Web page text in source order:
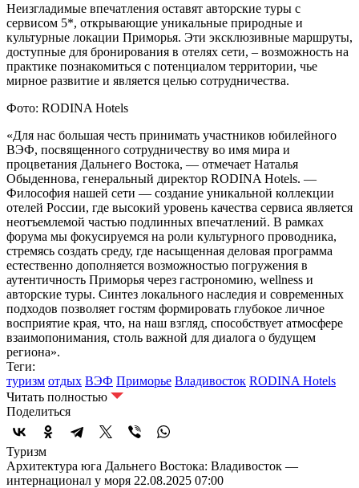
Неизгладимые впечатления оставят авторские туры с
сервисом 5*, открывающие уникальные природные и
культурные локации Приморья. Эти эксклюзивные маршруты,
доступные для бронирования в отелях сети, – возможность на
практике познакомиться с потенциалом территории, чье
мирное развитие и является целью сотрудничества.
Фото: RODINA Hotels
«Для нас большая честь принимать участников юбилейного
ВЭФ, посвященного сотрудничеству во имя мира и
процветания Дальнего Востока, — отмечает Наталья
Обыденнова, генеральный директор RODINA Hotels. —
Философия нашей сети — создание уникальной коллекции
отелей России, где высокий уровень качества сервиса является
неотъемлемой частью подлинных впечатлений. В рамках
форума мы фокусируемся на роли культурного проводника,
стремясь создать среду, где насыщенная деловая программа
естественно дополняется возможностью погружения в
аутентичность Приморья через гастрономию, wellness и
авторские туры. Синтез локального наследия и современных
подходов позволяет гостям формировать глубокое личное
восприятие края, что, на наш взгляд, способствует атмосфере
взаимопонимания, столь важной для диалога о будущем
региона».
Теги:
туризм отдых ВЭФ Приморье Владивосток RODINA Hotels
Читать полностью
Поделиться
Туризм
Архитектура юга Дальнего Востока: Владивосток —
интернационал у моря 22.08.2025 07:00